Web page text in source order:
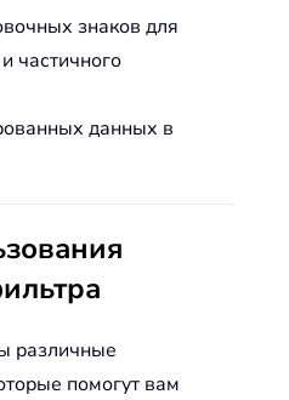
знаков для
частичного
данных в
различные
помогут вам